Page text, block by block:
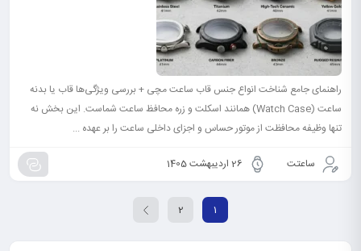
راهنمای جامع شناخت انواع جنس قاب ساعت مچی + بررسی ویژگی‌ها قاب یا بدنه
ساعت (Watch Case) همانند اسکلت و زره محافظ ساعت شماست. این بخش نه
تنها وظیفه محافظت از موتور حساس و اجزای داخلی ساعت را بر عهده ...
ساعتت 26 اردیبهشت 1405
1
2